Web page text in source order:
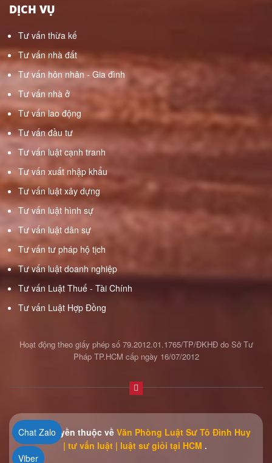
DỊCH VỤ
Tư vấn thừa kế
Tư vấn nhà đất
Tư vấn hôn nhân - Gia đình
Tư vấn nhà ở
Tư vấn lao động
Tư vấn đầu tư
Tư vấn luật cạnh tranh
Tư vấn xuất nhập khẩu
Tư vấn luật xây dựng
Tư vấn luật hình sự
Tư vấn luật dân sự
Tư vấn tư pháp hộ tịch
Tư vấn luật doanh nghiệp
Tư vấn Luật Thuế - Tài Chính
Tư vấn Luật Hợp Đồng
Hoạt động theo giấy phép số 79.2012.01.1765/TP/ĐKHĐ do Sở Tư
Pháp TP.HCM cấp ngày 16/07/2012
© Bản quyền thuộc về Văn Phòng Luật Sư Tô Đình Huy
| tư vấn luật | luật sư giỏi tại HCM .
Viber
Chat Zalo